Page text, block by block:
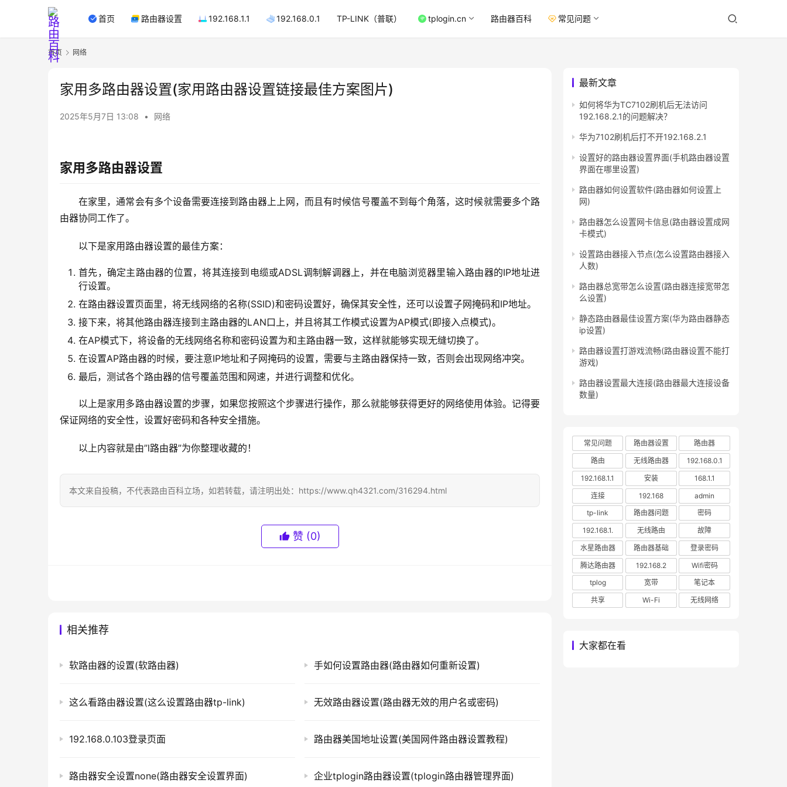
首页 路由器设置 192.168.1.1 192.168.0.1 TP-LINK（普联） tplogin.cn 路由器百科 常见问题
首页 网络
家用多路由器设置(家用路由器设置链接最佳方案图片)
2025年5月7日 13:08 • 网络
家用多路由器设置
在家里，通常会有多个设备需要连接到路由器上上网，而且有时候信号覆盖不到每个角落，这时候就需要多个路
由器协同工作了。
以下是家用路由器设置的最佳方案：
首先，确定主路由器的位置，将其连接到电缆或ADSL调制解调器上，并在电脑浏览器里输入路由器的IP地址进
行设置。
在路由器设置页面里，将无线网络的名称(SSID)和密码设置好，确保其安全性，还可以设置子网掩码和IP地址。
接下来，将其他路由器连接到主路由器的LAN口上，并且将其工作模式设置为AP模式(即接入点模式)。
在AP模式下，将设备的无线网络名称和密码设置为和主路由器一致，这样就能够实现无缝切换了。
在设置AP路由器的时候，要注意IP地址和子网掩码的设置，需要与主路由器保持一致，否则会出现网络冲突。
最后，测试各个路由器的信号覆盖范围和网速，并进行调整和优化。
以上是家用多路由器设置的步骤，如果您按照这个步骤进行操作，那么就能够获得更好的网络使用体验。记得要
保证网络的安全性，设置好密码和各种安全措施。
以上内容就是由”l路由器”为你整理收藏的！
本文来自投稿，不代表路由百科立场，如若转载，请注明出处：https://www.qh4321.com/316294.html
赞 (0)
相关推荐
软路由器的设置(软路由器) 手如何设置路由器(路由器如何重新设置)
这么看路由器设置(这么设置路由器tp-link) 无效路由器设置(路由器无效的用户名或密码)
192.168.0.103登录页面 路由器美国地址设置(美国网件路由器设置教程)
路由器安全设置none(路由器安全设置界面) 企业tplogin路由器设置(tplogin路由器管理界面)
最新文章
如何将华为TC7102刷机后无法访问
192.168.2.1的问题解决？
华为7102刷机后打不开192.168.2.1
设置好的路由器设置界面(手机路由器设置
界面在哪里设置)
路由器如何设置软件(路由器如何设置上
网)
路由器怎么设置网卡信息(路由器设置成网
卡模式)
设置路由器接入节点(怎么设置路由器接入
人数)
路由器总宽带怎么设置(路由器连接宽带怎
么设置)
静态路由器最佳设置方案(华为路由器静态
ip设置)
路由器设置打游戏流畅(路由器设置不能打
游戏)
路由器设置最大连接(路由器最大连接设备
数量)
常见问题 路由器设置
路由器
路由
无线路由器
192.168.0.1
192.168.1.1
安装
168.1.1
连接
192.168
admin
tp-link
路由器问题
密码
192.168.1.
无线路由
故障
水星路由器
路由器基础
登录密码
腾达路由器
192.168.2
Wifi密码
tplog
宽带
笔记本
共享
Wi-Fi 无线网络
大家都在看